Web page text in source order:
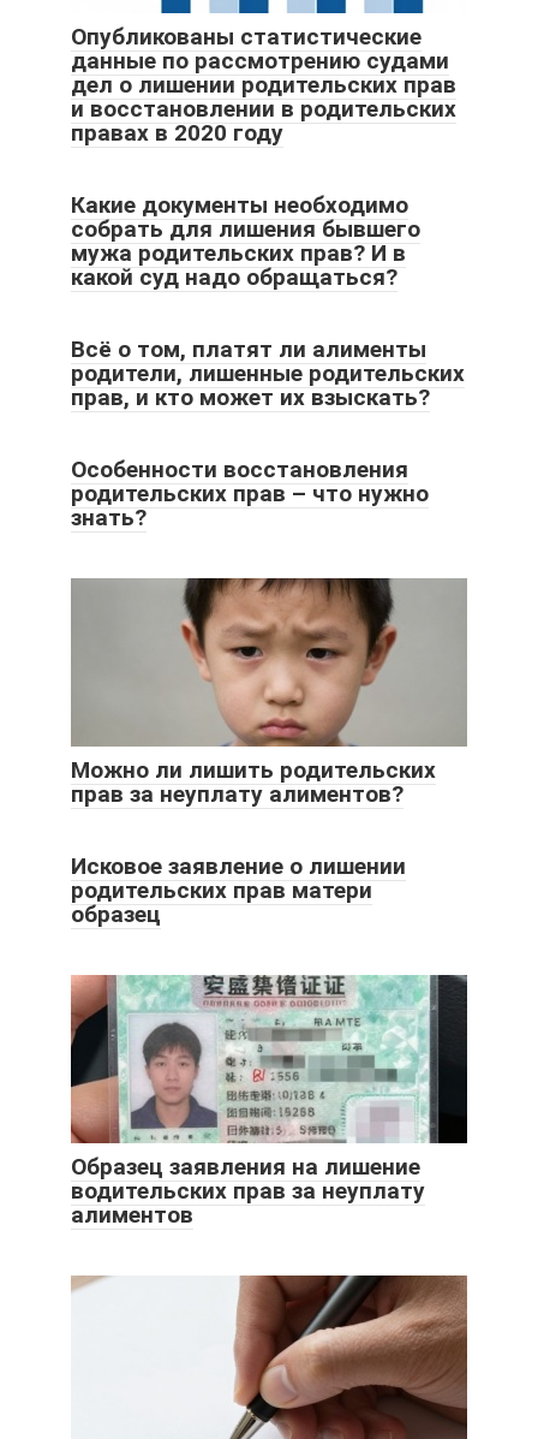
Опубликованы статистические
данные по рассмотрению судами
дел о лишении родительских прав
и восстановлении в родительских
правах в 2020 году
Какие документы необходимо
собрать для лишения бывшего
мужа родительских прав? И в
какой суд надо обращаться?
Всё о том, платят ли алименты
родители, лишенные родительских
прав, и кто может их взыскать?
Особенности восстановления
родительских прав – что нужно
знать?
Можно ли лишить родительских
прав за неуплату алиментов?
Исковое заявление о лишении
родительских прав матери
образец
Образец заявления на лишение
водительских прав за неуплату
алиментов